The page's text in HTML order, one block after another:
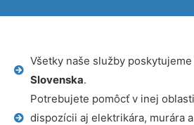
Všetky naše služby poskytujeme
Slovenska.
Potrebujete pomôcť v inej
dispozícii aj elektrikára, murára